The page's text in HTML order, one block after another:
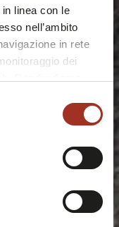
linea con le
nell’ambito
in rete
dei
occupano di analisi
i quali potrebbero
l'utente ha fornito
dei loro
la navigazione
questa pagina è